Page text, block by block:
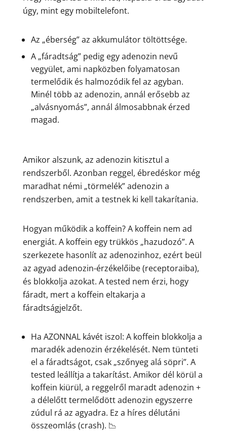
úgy, mint egy mobiltelefont.
Az „éberség” az akkumulátor töltöttsége.
A „fáradtság” pedig egy adenozin nevű
vegyület, ami napközben folyamatosan
termelődik és halmozódik fel az agyban.
Minél több az adenozin, annál erősebb az
„alvásnyomás”, annál álmosabbnak érzed
magad.
Amikor alszunk, az adenozin kitisztul a
rendszerből. Azonban reggel, ébredéskor még
maradhat némi „törmelék” adenozin a
rendszerben, amit a testnek ki kell takarítania.
Hogyan működik a koffein? A koffein nem ad
energiát. A koffein egy trükkös „hazudozó”. A
szerkezete hasonlít az adenozinhoz, ezért beül
az agyad adenozin-érzékelőibe (receptoraiba),
és blokkolja azokat. A tested nem érzi, hogy
fáradt, mert a koffein eltakarja a
fáradtságjelzőt.
Ha AZONNAL kávét iszol: A koffein blokkolja a
maradék adenozin érzékelését. Nem tünteti
el a fáradtságot, csak „szőnyeg alá söpri”. A
tested leállítja a takarítást. Amikor dél körül a
koffein kiürül, a reggelről maradt adenozin +
a délelőtt termelődött adenozin egyszerre
zúdul rá az agyadra. Ez a híres délutáni
összeomlás (crash). 📉